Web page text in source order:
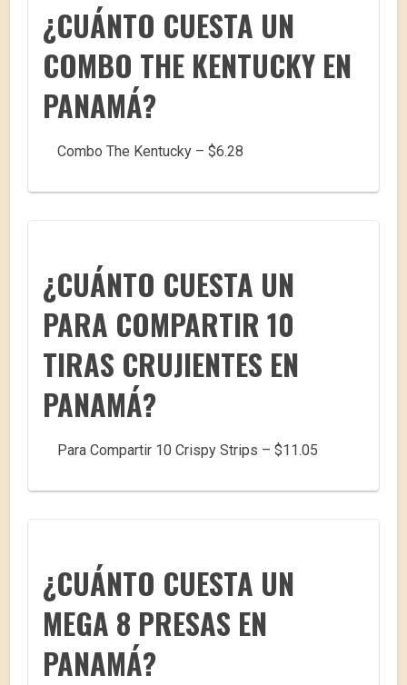
¿CUÁNTO CUESTA UN
COMBO THE KENTUCKY EN
PANAMÁ?
Combo The Kentucky – $6.28
¿CUÁNTO CUESTA UN
PARA COMPARTIR 10
TIRAS CRUJIENTES EN
PANAMÁ?
Para Compartir 10 Crispy Strips – $11.05
¿CUÁNTO CUESTA UN
MEGA 8 PRESAS EN
PANAMÁ?